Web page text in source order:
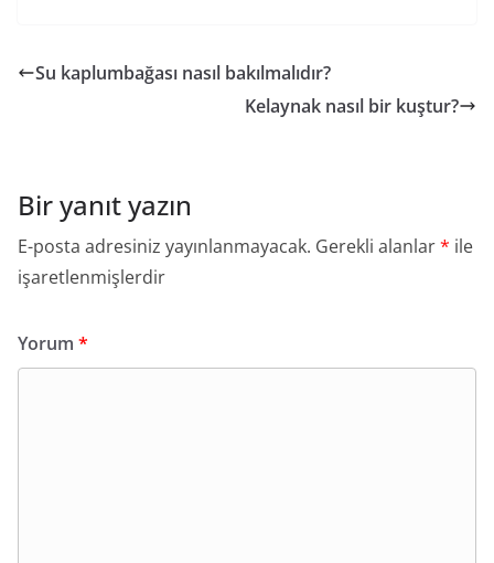
Su kaplumbağası nasıl bakılmalıdır?
Kelaynak nasıl bir kuştur?
Bir yanıt yazın
E-posta adresiniz yayınlanmayacak. Gerekli alanlar* ile
işaretlenmişlerdir
Yorum *